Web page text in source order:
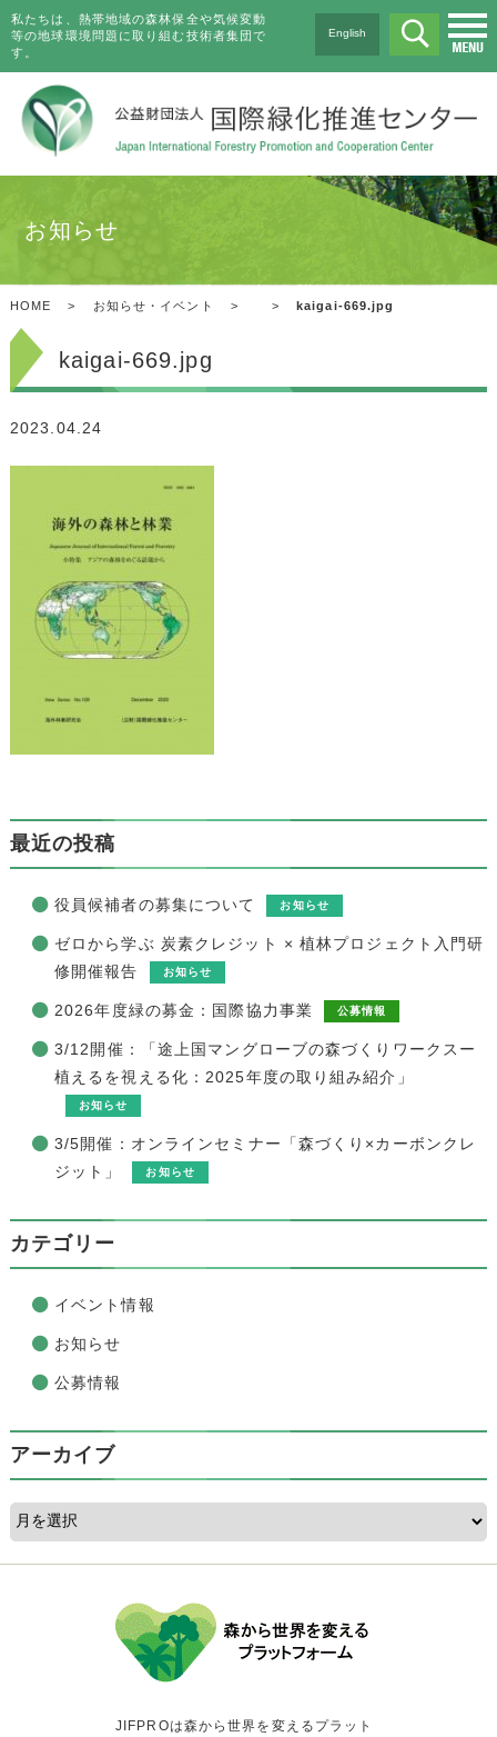
私たちは、熱帯地域の森林保全や気候変動
等の地球環境問題に取り組む技術者集団で
す。
English
お知らせ
HOME > お知らせ・イベント > > kaigai-669.jpg
kaigai-669.jpg
2023.04.24
最近の投稿
役員候補者の募集について お知らせ
ゼロから学ぶ 炭素クレジット × 植林プロジェクト入門研
修開催報告
お知らせ
2026年度緑の募金：国際協力事業 公募情報
3/12開催：「途上国マングローブの森づくりワークスー
植えるを視える化：2025年度の取り組み紹介」
お知らせ
3/5開催：オンラインセミナー「森づくり×カーボンクレ
ジット」
お知らせ
カテゴリー
イベント情報
お知らせ
公募情報
アーカイブ
JIFPROは森から世界を変えるプラット